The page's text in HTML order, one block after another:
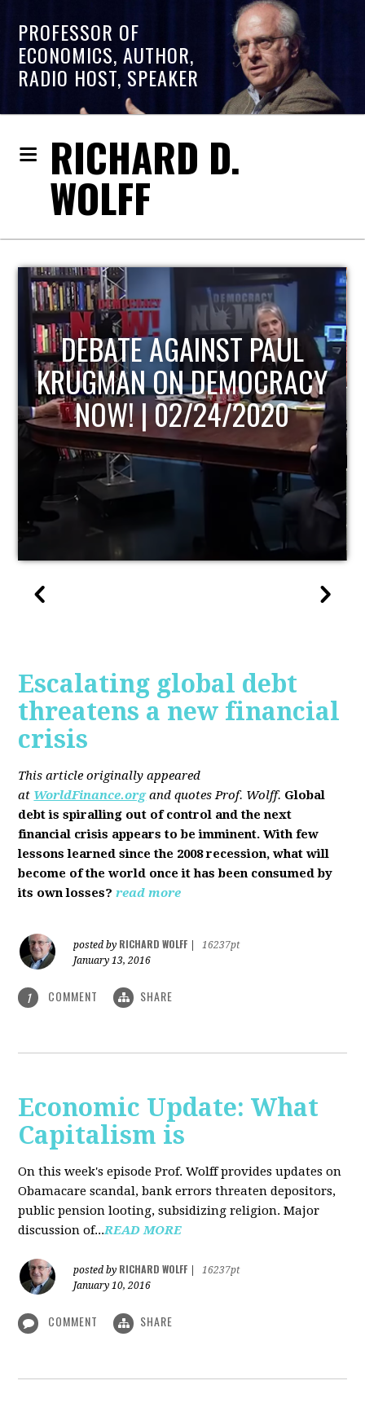
PROFESSOR OF
ECONOMICS, AUTHOR,
RADIO HOST, SPEAKER
RICHARD D.
WOLFF
PAUL
2020
HOST OF
UPDATE
Escalating global debt
threatens a new financial
crisis
This article originally appeared
at WorldFinance.organd quotes Prof. Wolff. Global
debt is spiralling out of control and the next
financial crisis appears to be imminent. With few
lessons learned since the 2008 recession, what will
become of the world once it has been consumed by
its own losses? read more
posted by RICHARD WOLFF
16237pt
January 13, 2016
1 COMMENT SHARE
Economic Update: What
Capitalism is
On this week's episode Prof. Wolff provides updates on
Obamacare scandal, bank errors threaten depositors,
public pension looting, subsidizing religion. Major
discussion of...READ MORE
posted by RICHARD WOLFF
16237pt
January 10, 2016
COMMENT SHARE